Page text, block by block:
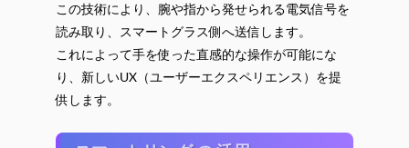
この技術により、腕や指から発せられる電気信号を
読み取り、スマートグラス側へ送信します。
これによって手を使った直感的な操作が可能にな
り、新しいUX（ユーザーエクスペリエンス）を提
供します。